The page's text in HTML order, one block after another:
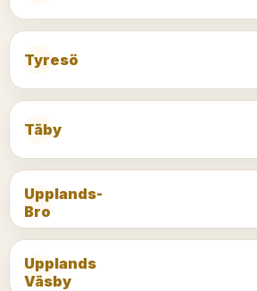
Tyresö
Täby
Upplands-
Bro
Upplands
Väsby